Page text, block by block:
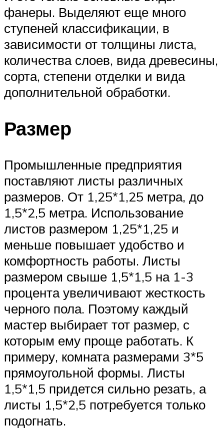
фанеры. Выделяют еще много
ступеней классификации, в
зависимости от толщины листа,
количества слоев, вида древесины,
сорта, степени отделки и вида
дополнительной обработки.
Размер
Промышленные предприятия
поставляют листы различных
размеров. От 1,25*1,25 метра, до
1,5*2,5 метра. Использование
листов размером 1,25*1,25 и
меньше повышает удобство и
комфортность работы. Листы
размером свыше 1,5*1,5 на 1-3
процента увеличивают жесткость
черного пола. Поэтому каждый
мастер выбирает тот размер, с
которым ему проще работать. К
примеру, комната размерами 3*5
прямоугольной формы. Листы
1,5*1,5 придется сильно резать, а
листы 1,5*2,5 потребуется только
подогнать.